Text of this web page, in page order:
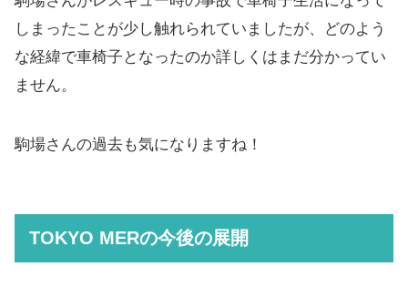
しまったことが少し触れられていましたが、どのよう
な経緯で車椅子となったのか詳しくはまだ分かってい
ません。
駒場さんの過去も気になりますね！
TOKYO MERの今後の展開